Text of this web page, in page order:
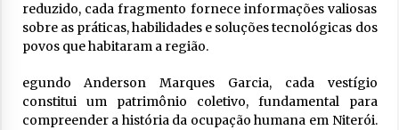
reduzido, cada fragmento fornece informações valiosas
sobre as práticas, habilidades e soluções tecnológicas dos
povos que habitaram a região.
egundo Anderson Marques Garcia, cada vestígio
constitui um patrimônio coletivo, fundamental para
compreender a história da ocupação humana em Niterói.